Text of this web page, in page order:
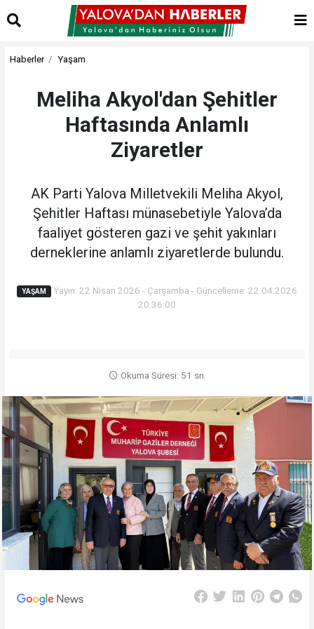
Haberler Yaşam
Meliha Akyol'dan Şehitler
Haftasında Anlamlı
Ziyaretler
AK Parti Yalova Milletvekili Meliha Akyol,
Şehitler Haftası münasebetiyle Yalova’da
faaliyet gösteren gazi ve şehit yakınları
derneklerine anlamlı ziyaretlerde bulundu.
YAŞAM
Yayın: 22 Nisan 2026 - Çarşamba - Güncelleme: 22.04.2026
20:36:00
Okuma Süresi: 51 sn.